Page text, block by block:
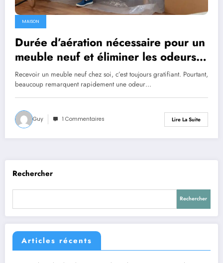
MAISON
Durée d’aération nécessaire pour un
meuble neuf et éliminer les odeurs
efficacement
Recevoir un meuble neuf chez soi, c’est toujours gratifiant. Pourtant,
beaucoup remarquent rapidement une odeur…
Guy 1 Commentaires Lire La Suite
Rechercher
Rechercher
Articles récents